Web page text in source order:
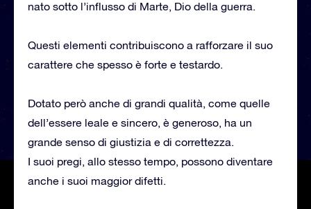
nato sotto l’influsso di Marte, Dio della guerra.
Questi elementi contribuiscono a rafforzare il suo
carattere che spesso è forte e testardo.
Dotato però anche di grandi qualità, come quelle
dell’essere leale e sincero, è generoso, ha un
grande senso di giustizia e di correttezza.
I suoi pregi, allo stesso tempo, possono diventare
anche i suoi maggior difetti.